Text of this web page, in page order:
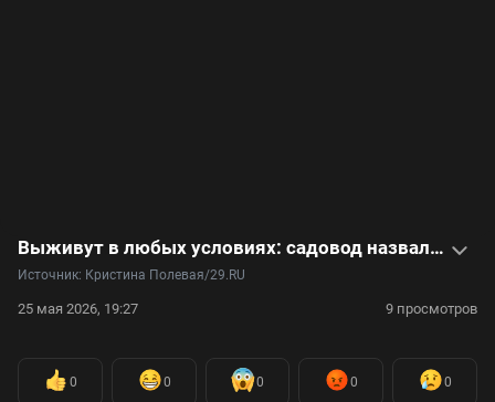
Выживут в любых условиях: садовод назвала топ-8 неприхотливых растений. Видео
Источник: Кристина Полевая/29.RU
25 мая 2026, 19:27 9 просмотров
0 0 0 0 0